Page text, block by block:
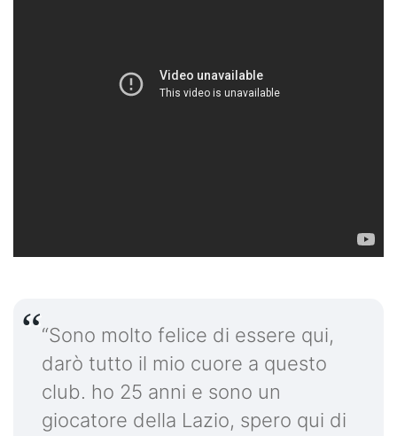
“Sono molto felice di essere qui,
darò tutto il mio cuore a questo
club. ho 25 anni e sono un
giocatore della Lazio, spero qui di